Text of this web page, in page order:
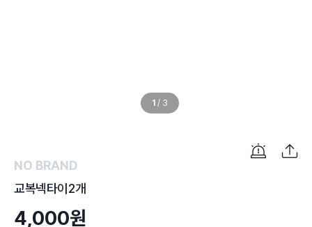
1 / 3
NO BRAND
교복넥타이2개
4,000원